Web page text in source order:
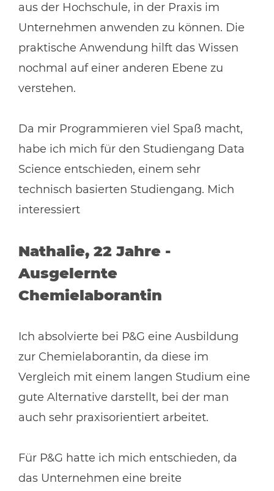
aus der Hochschule, in der Praxis im
Unternehmen anwenden zu können. Die
praktische Anwendung hilft das Wissen
nochmal auf einer anderen Ebene zu
verstehen.
Da mir Programmieren viel Spaß macht,
habe ich mich für den Studiengang Data
Science entschieden, einem sehr
technisch basierten Studiengang. Mich
interessiert
Nathalie, 22 Jahre -
Ausgelernte
Chemielaborantin
Ich absolvierte bei P&G eine Ausbildung
zur Chemielaborantin, da diese im
Vergleich mit einem langen Studium eine
gute Alternative darstellt, bei der man
auch sehr praxisorientiert arbeitet.
Für P&G hatte ich mich entschieden, da
das Unternehmen eine breite